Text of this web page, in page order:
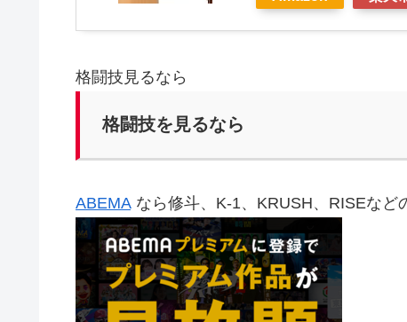
格闘技見るなら
格闘技を見るなら
ABEMA なら修斗、K-1、KRUSH、RISEなど